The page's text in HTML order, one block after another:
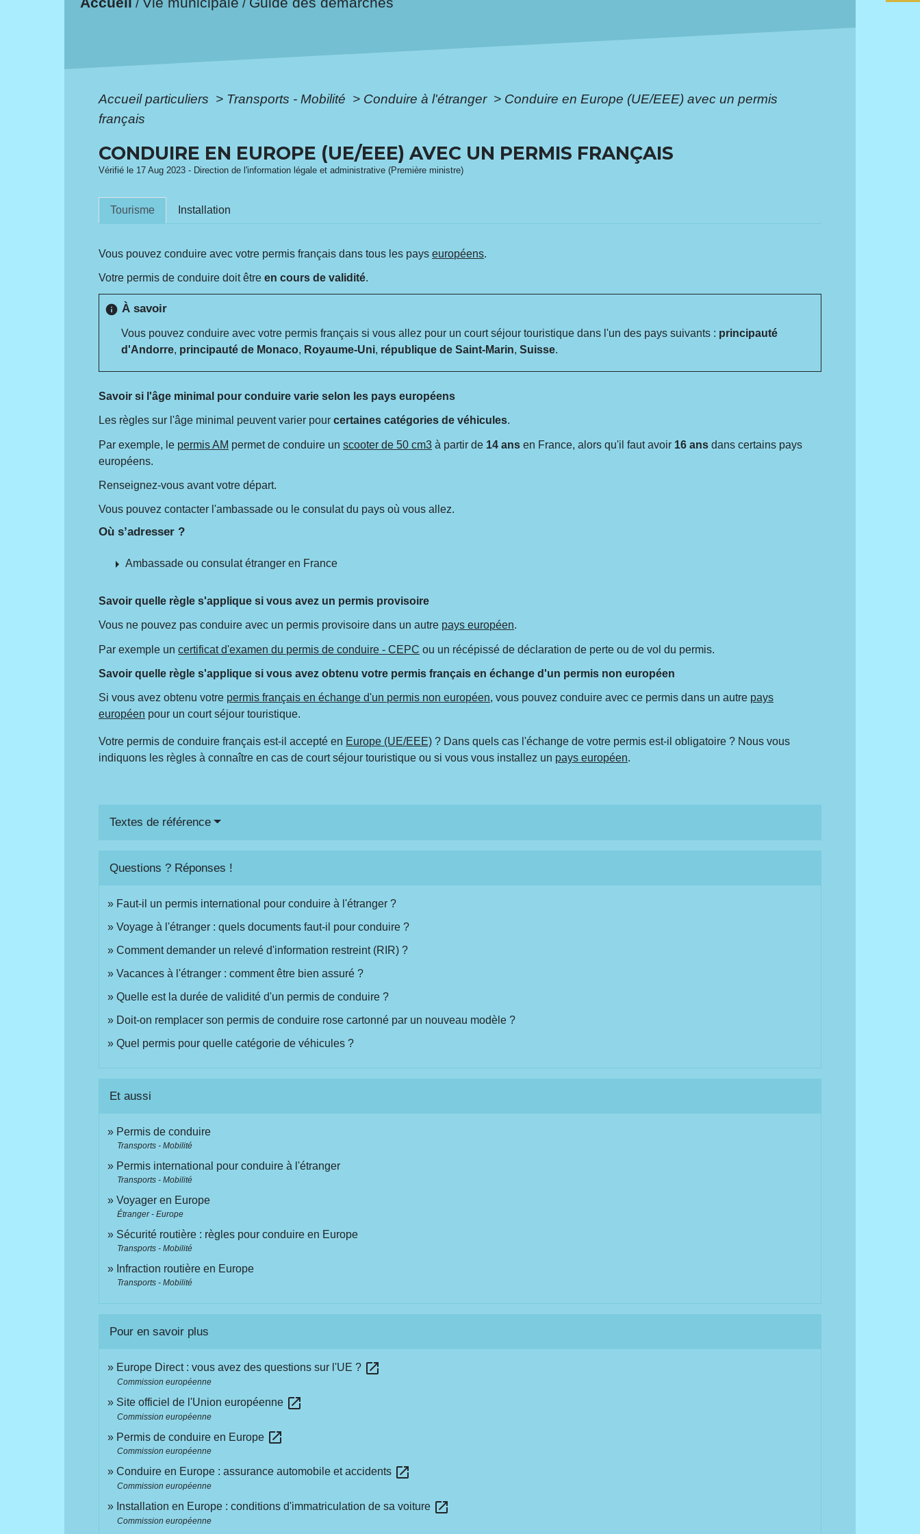
/ /
Accueil particuliers > Transports - Mobilité > Conduire à l'étranger > Conduire en Europe (UE/EEE) avec un permis
français
CONDUIRE EN EUROPE (UE/EEE) AVEC UN PERMIS FRANÇAIS
Vérifié le 17 Aug 2023 - Direction de l'information légale et administrative (Première ministre)
Tourisme Installation
Vous pouvez conduire avec votre permis français dans tous les payseuropéens.
Votre permis de conduire doit êtreen cours de validité.
info À savoir
Vous pouvez conduire avec votre permis français si vous allez pour un court séjour touristique dans l'un des pays suivants : principauté
d'Andorre, principauté de Monaco, Royaume-Uni, république de Saint-Marin,Suisse.
Savoir si l'âge minimal pour conduire varie selon les pays européens
Les règles sur l'âge minimal peuvent varier pourcertaines catégories de véhicules.
Par exemple, le permis AM permet de conduire unscooter de 50 cm3 à partir de 14 ans en France, alors qu'il faut avoir 16 ans dans certains pays
européens.
Renseignez-vous avant votre départ.
Vous pouvez contacter l'ambassade ou le consulat du pays où vous allez.
Où s’adresser ?
arrow_rightAmbassade ou consulat étranger en France
Savoir quelle règle s'applique si vous avez un permis provisoire
Vous ne pouvez pas conduire avec un permis provisoire dans un autre pays européen.
Par exemple uncertificat d'examen du permis de conduire - CEPC ou un récépissé de déclaration de perte ou de vol du permis.
Savoir quelle règle s'applique si vous avez obtenu votre permis français en échange d'un permis non européen
Si vous avez obtenu votre permis français en échange d'un permis non européen, vous pouvez conduire avec ce permis dans un autre pays
européen pour un court séjour touristique.
Votre permis de conduire français est-il accepté en Europe (UE/EEE) ? Dans quels cas l'échange de votre permis est-il obligatoire ? Nous vous
indiquons les règles à connaître en cas de court séjour touristique ou si vous vous installez un pays européen.
Textes de référence
Questions ? Réponses !
Faut-il un permis international pour conduire à l'étranger ?
Voyage à l'étranger : quels documents faut-il pour conduire ?
Comment demander un relevé d'information restreint (RIR) ?
Vacances à l'étranger : comment être bien assuré ?
Quelle est la durée de validité d'un permis de conduire ?
Doit-on remplacer son permis de conduire rose cartonné par un nouveau modèle ?
Quel permis pour quelle catégorie de véhicules ?
Et aussi
Permis de conduire
Transports - Mobilité
Permis international pour conduire à l'étranger
Transports - Mobilité
Voyager en Europe
Étranger - Europe
Sécurité routière : règles pour conduire en Europe
Transports - Mobilité
Infraction routière en Europe
Transports - Mobilité
Pour en savoir plus
Europe Direct : vous avez des questions sur l'UE ? open_in_new
Commission européenne
Site officiel de l'Union européenne open_in_new
Commission européenne
Permis de conduire en Europe open_in_new
Commission européenne
Conduire en Europe : assurance automobile et accidents open_in_new
Commission européenne
Installation en Europe : conditions d'immatriculation de sa voiture open_in_new
Commission européenne